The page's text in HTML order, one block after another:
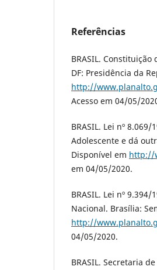
Referências
BRASIL.
DF: Presidência da
http://
Acesso em 04/05/
BRASIL. Lei nº
Adolescente e dá
Disponível em http://
em 04/05/2020.
BRASIL. Lei nº
Nacional. Brasília:
http://
04/05/2020.
BRASIL. Secretaria